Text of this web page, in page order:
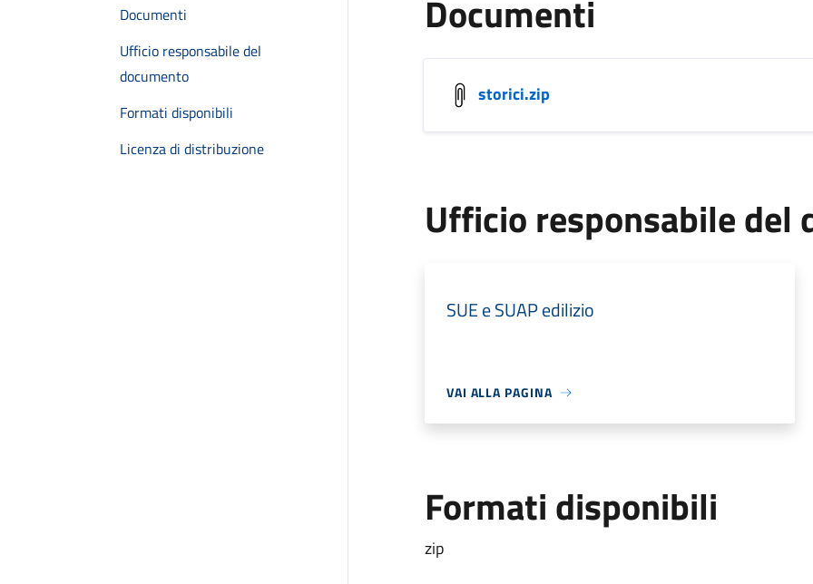
Documenti
Ufficio responsabile del
documento
Formati disponibili
Licenza di distribuzione
Documenti
storici.zip
Ufficio responsabile del
SUE e SUAP edilizio
VAI ALLA PAGINA
Formati disponibili
zip